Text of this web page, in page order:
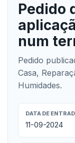
Pedido
num
Pedido
Casa,
Humidades.
DATA DE
11-09-2024
Testemunhos